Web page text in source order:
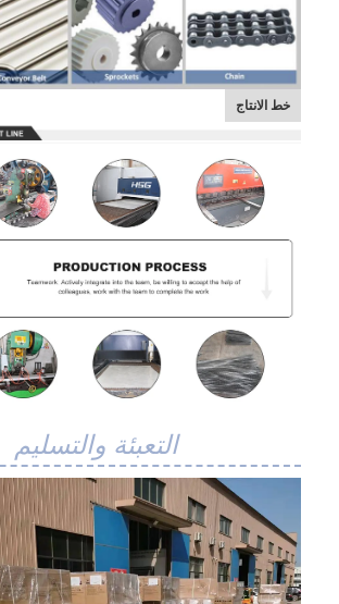
جولة في المعمل
ضبط الجودة
اتصل بنا
أخبار
جميع القضايا
شبكة الأسلاك الحلزونية
شبكة سلكية درجة حرارة عالية
حزام شبكة الغذاء
حزام النقل على شكل قرص العسل
لوحة سلسلة ناقل
حزام شبكي للطاقة الشمسية الكهروضوئية
خط الانتاج
التعبئة والتسليم